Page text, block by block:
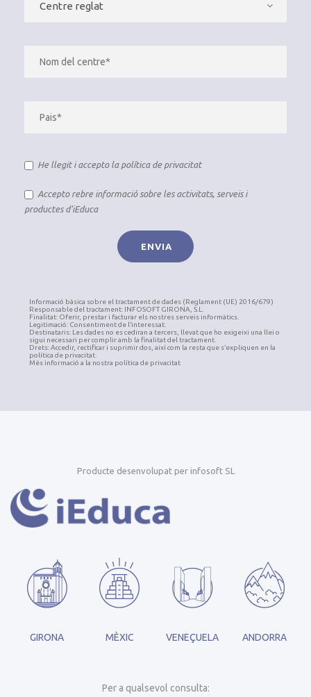
He llegit i accepto la política de privacitat
Accepto rebre informació sobre les activitats, serveis i
productes d’iEduca
Informació bàsica sobre el tractament de dades (Reglament (UE) 2016/679)
Responsable del tractament: INFOSOFT GIRONA, S.L.
Finalitat: Oferir, prestar i facturar els nostres serveis informàtics.
Legitimació: Consentiment de l’interessat.
Destinataris: Les dades no es cediran a tercers, llevat que ho exigeixi una llei o
sigui necessari per complir amb la finalitat del tractament.
Drets: Accedir, rectificar i suprimir dos, així com la resta que s’expliquen en la
política de privacitat.
Més informació a la nostra política de privacitat
Producte desenvolupat per infosoft SL
GIRONA MÈXIC VENEÇUELA ANDORRA
Per a qualsevol consulta: